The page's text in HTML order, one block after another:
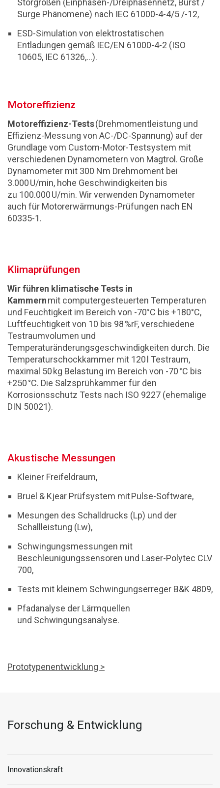
Störgrößen (Einphasen-/Dreiphasennetz, Burst /
Surge Phänomene) nach IEC 61000-4-4/5 /-12,
ESD-Simulation von elektrostatischen
Entladungen gemäß IEC/EN 61000-4-2 (ISO
10605, IEC 61326,...).
Motoreffizienz
Motoreffizienz-Tests(Drehmomentleistung und
Effizienz-Messung von AC-/DC-Spannung) auf der
Grundlage vom Custom-Motor-Testsystem mit
verschiedenen Dynamometern von Magtrol. Große
Dynamometer mit 300 Nm Drehmoment bei
3.000 U/min, hohe Geschwindigkeiten bis
zu 100.000 U/min. Wir verwenden Dynamometer
auch für Motorerwärmungs-Prüfungen nach EN
60335-1.
Klimaprüfungen
Wir führen klimatische Tests in
Kammernmit computergesteuerten Temperaturen
und Feuchtigkeit im Bereich von -70°C bis +180°C,
Luftfeuchtigkeit von 10 bis 98 %rF, verschiedene
Testraumvolumen und
Temperaturänderungsgeschwindigkeiten durch. Die
Temperaturschockkammer mit 120 l Testraum,
maximal 50 kg Belastung im Bereich von -70 °C bis
+250 °C. Die Salzsprühkammer für den
Korrosionsschutz Tests nach ISO 9227 (ehemalige
DIN 50021).
Akustische Messungen
Kleiner Freifeldraum,
Bruel & Kjear Prüfsystem mit Pulse-Software,
Mesungen des Schalldrucks (Lp) und der
Schallleistung (Lw),
Schwingungsmessungen mit
Beschleunigungssensoren und Laser-Polytec CLV
700,
Tests mit kleinem Schwingungserreger B&K 4809,
Pfadanalyse der Lärmquellen
und Schwingungsanalyse.
Prototypenentwicklung >
Forschung & Entwicklung
Innovationskraft